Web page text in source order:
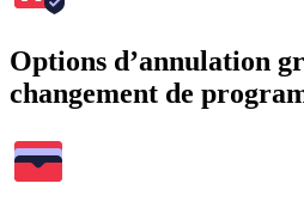
Options d’annulation
changement de